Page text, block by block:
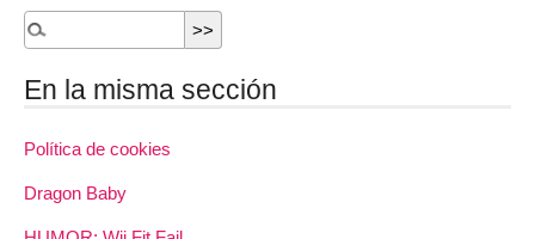
En la misma sección
Política de cookies
Dragon Baby